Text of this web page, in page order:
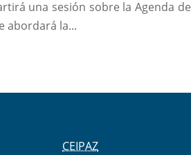
una sesión sobre la Agenda de
abordará la...
CEIPAZ